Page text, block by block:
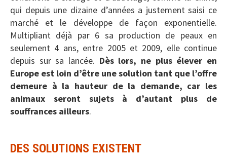
qui depuis une dizaine d’années a justement saisi ce
marché et le développe de façon exponentielle.
Multipliant déjà par 6 sa production de peaux en
seulement 4 ans, entre 2005 et 2009, elle continue
depuis sur sa lancée. Dès lors, ne plus élever en
Europe est loin d’être une solution tant que l’offre
demeure à la hauteur de la demande, car les
animaux seront sujets à d’autant plus de
souffrances ailleurs.
DES SOLUTIONS EXISTENT